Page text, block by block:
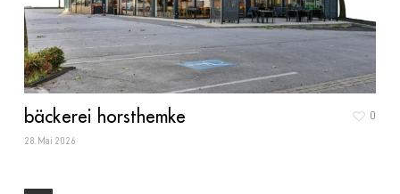
bäckerei horsthemke
28. Mai 2026
0